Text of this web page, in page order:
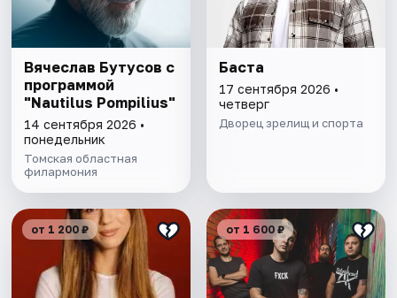
Вячеслав Бутусов с
программой
"Nautilus Pompilius"
14 сентября 2026 •
понедельник
Томская областная
филармония
Баста
17 сентября 2026 •
четверг
Дворец зрелищ и спорта
от 1 200 ₽ от 1 600 ₽